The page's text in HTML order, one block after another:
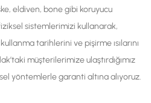
eldiven, bone gibi koruyucu
sistemlerimizi kullanarak,
tarihlerini ve pişirme ısılarını
müşterilerimize ulaştırdığımız
yöntemlerle garanti altına alıyoruz.